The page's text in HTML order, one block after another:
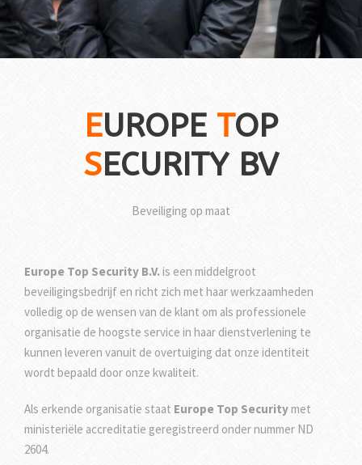
EUROPE TOP
SECURITY BV
Beveiliging op maat
Europe Top Security B.V. is een middelgroot
beveiligingsbedrijf en richt zich met haar werkzaamheden
volledig op de wensen van de klant om als professionele
organisatie de hoogste service in haar dienstverlening te
kunnen leveren vanuit de overtuiging dat onze identiteit
wordt bepaald door onze kwaliteit.
Als erkende organisatie staat Europe Top Securitymet
ministeriële accreditatie geregistreerd onder nummer ND
2604.